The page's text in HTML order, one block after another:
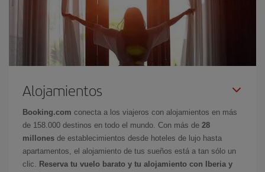
Alojamientos
Booking.com conecta a los viajeros con alojamientos en más
de 158.000 destinos en todo el mundo. Con más de 28
millones de establecimientos desde hoteles de lujo hasta
apartamentos, el alojamiento de tus sueños está a tan sólo un
clic. Reserva tu vuelo barato y tu alojamiento con Iberia y